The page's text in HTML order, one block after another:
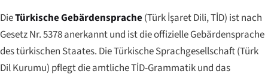
DieTürkische Gebärdensprache(Türk İşaret Dili, TİD) ist nach
Gesetz Nr. 5378 anerkannt und ist die offizielle Gebärdensprache
des türkischen Staates. Die Türkische Sprachgesellschaft (Türk
Dil Kurumu) pflegt die amtliche TİD-Grammatik und das